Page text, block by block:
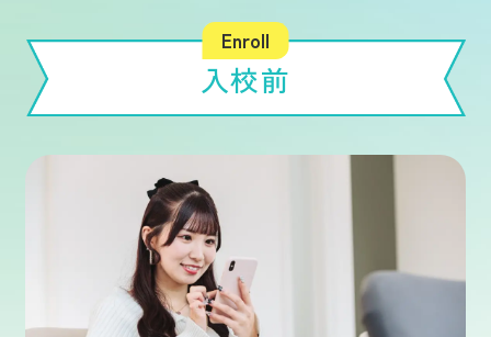
選ばれる理由
料金・プラン
よくある質問
入校前